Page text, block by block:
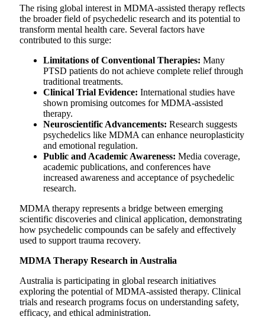
The rising global interest in MDMA-assisted therapy reflects
the broader field of psychedelic research and its potential to
transform mental health care. Several factors have
contributed to this surge:
Limitations of Conventional Therapies: Many
PTSD patients do not achieve complete relief through
traditional treatments.
Clinical Trial Evidence: International studies have
shown promising outcomes for MDMA-assisted
therapy.
Neuroscientific Advancements: Research suggests
psychedelics like MDMA can enhance neuroplasticity
and emotional regulation.
Public and Academic Awareness: Media coverage,
academic publications, and conferences have
increased awareness and acceptance of psychedelic
research.
MDMA therapy represents a bridge between emerging
scientific discoveries and clinical application, demonstrating
how psychedelic compounds can be safely and effectively
used to support trauma recovery.
MDMA Therapy Research in Australia
Australia is participating in global research initiatives
exploring the potential of MDMA-assisted therapy. Clinical
trials and research programs focus on understanding safety,
efficacy, and ethical administration.